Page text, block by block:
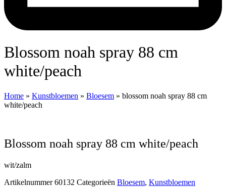
blossom noah spray 88 cm
white/peach
Home » Kunstbloemen » Bloesem » blossom noah spray 88 cm
white/peach
blossom noah spray 88 cm white/peach
wit/zalm
Artikelnummer60132 Categorieën Bloesem, Kunstbloemen